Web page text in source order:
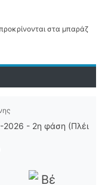
στα μπαράζ
2026 - 2η φάση (Πλέι